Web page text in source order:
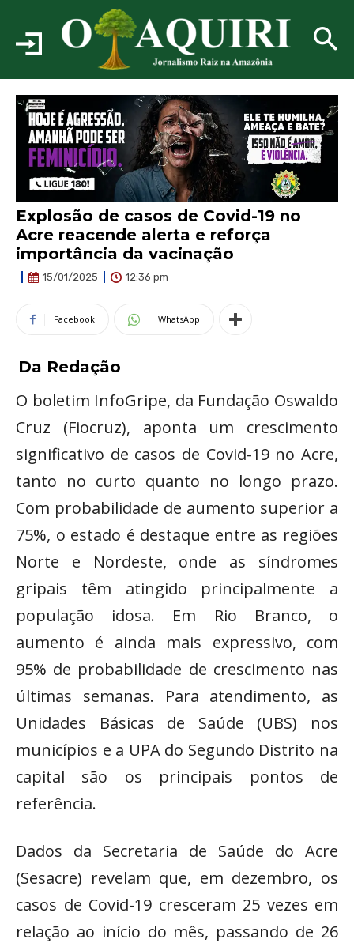
Explosão de casos de Covid-19 no
Acre reacende alerta e reforça
importância da vacinação
15/01/2025 12:36 pm
Facebook WhatsApp
Da Redação
O boletim InfoGripe, da Fundação Oswaldo
Cruz (Fiocruz), aponta um crescimento
significativo de casos de Covid-19 no Acre,
tanto no curto quanto no longo prazo.
Com probabilidade de aumento superior a
75%, o estado é destaque entre as regiões
Norte e Nordeste, onde as síndromes
gripais têm atingido principalmente a
população idosa. Em Rio Branco, o
aumento é ainda mais expressivo, com
95% de probabilidade de crescimento nas
últimas semanas. Para atendimento, as
Unidades Básicas de Saúde (UBS) nos
municípios e a UPA do Segundo Distrito na
capital são os principais pontos de
referência.
Dados da Secretaria de Saúde do Acre
(Sesacre) revelam que, em dezembro, os
casos de Covid-19 cresceram 25 vezes em
relação ao início do mês, passando de 26